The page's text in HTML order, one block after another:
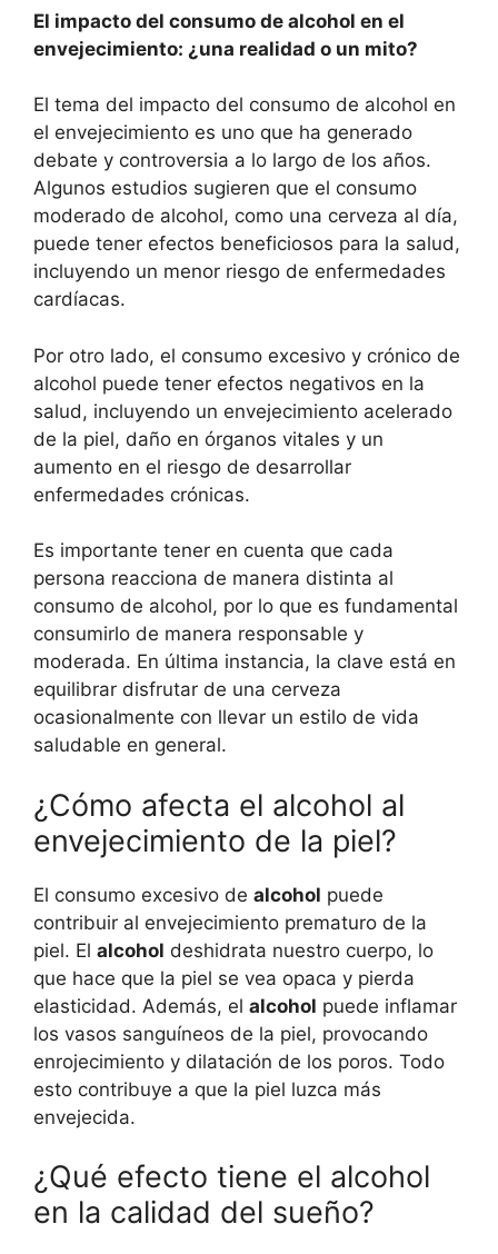
El impacto del consumo de alcohol en el
envejecimiento: ¿una realidad o un mito?
El tema del impacto del consumo de alcohol en
el envejecimiento es uno que ha generado
debate y controversia a lo largo de los años.
Algunos estudios sugieren que el consumo
moderado de alcohol, como una cerveza al día,
puede tener efectos beneficiosos para la salud,
incluyendo un menor riesgo de enfermedades
cardíacas.
Por otro lado, el consumo excesivo y crónico de
alcohol puede tener efectos negativos en la
salud, incluyendo un envejecimiento acelerado
de la piel, daño en órganos vitales y un
aumento en el riesgo de desarrollar
enfermedades crónicas.
Es importante tener en cuenta que cada
persona reacciona de manera distinta al
consumo de alcohol, por lo que es fundamental
consumirlo de manera responsable y
moderada. En última instancia, la clave está en
equilibrar disfrutar de una cerveza
ocasionalmente con llevar un estilo de vida
saludable en general.
¿Cómo afecta el alcohol al
envejecimiento de la piel?
El consumo excesivo de alcohol puede
contribuir al envejecimiento prematuro de la
piel. El alcohol deshidrata nuestro cuerpo, lo
que hace que la piel se vea opaca y pierda
elasticidad. Además, el alcohol puede inflamar
los vasos sanguíneos de la piel, provocando
enrojecimiento y dilatación de los poros. Todo
esto contribuye a que la piel luzca más
envejecida.
¿Qué efecto tiene el alcohol
en la calidad del sueño?